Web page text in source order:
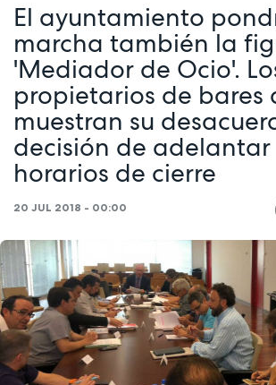
El ayuntamiento
marcha también la
'Mediador de Ocio'.
propietarios de bares
muestran su
decisión de adelantar
horarios de cierre
20 JUL 2018 - 00:00